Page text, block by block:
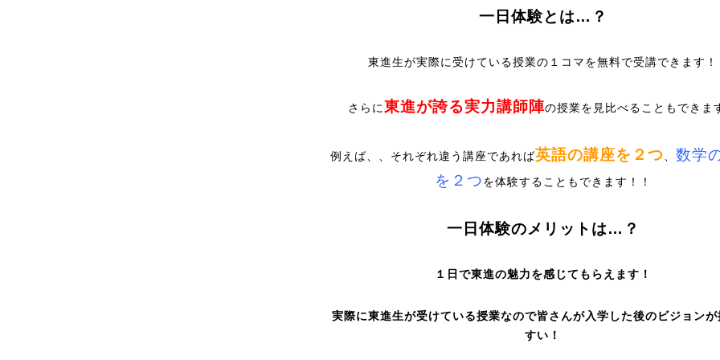
一日体験とは…？
東進生が実際に受けている授業の１コマを無料で受講できます！
さらに東進が誇る実力講師陣の授業を見比べることもできま
例えば、、それぞれ違う講座であれば英語の講座を２つ、 数学
を２つを体験することもできます！！
一日体験のメリットは…？
１日で東進の魅力を感じてもらえます！
実際に東進生が受けている授業なので皆さんが入学した後のビジョンが
すい！